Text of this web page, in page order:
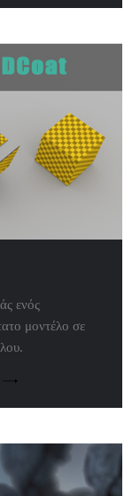
ενός
μοντέλο σε